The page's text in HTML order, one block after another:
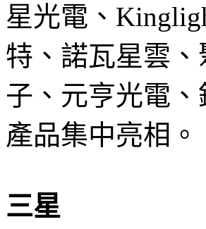
星光電、
特、諾瓦星雲
子、元亨光電
產品集中亮相。
三星